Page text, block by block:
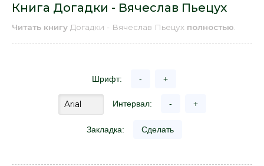
Книга Догадки - Вячеслав Пьецух
Читать книгу Догадки - Вячеслав Пьецух полностью
Шрифт: - +
Интервал: - +
Закладка: Сделать